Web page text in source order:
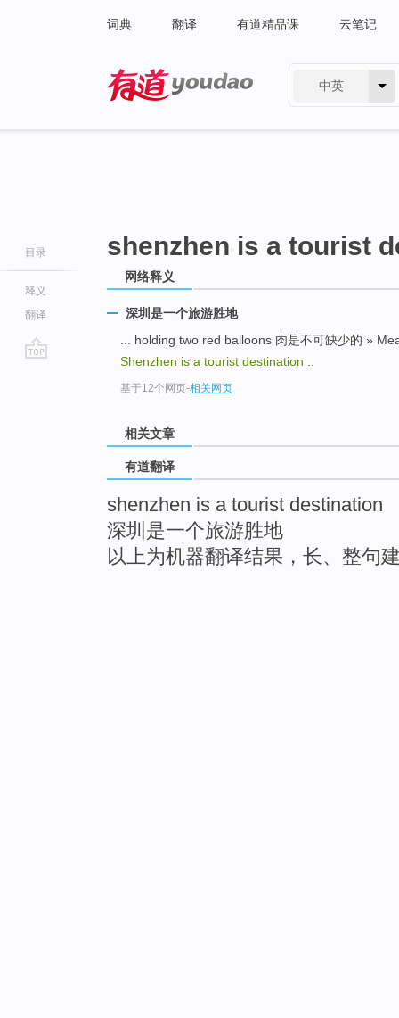
词典 翻译 有道精品课 云笔记
中英
目录
释义
翻译
shenzhen is a tourist
网络释义
深圳是一个旅游胜地
... holding two red balloons 肉是不可缺少的 »
Shenzhen is a tourist destination
基于12个网页-相关网页
相关文章
有道翻译
shenzhen is a tourist destination
深圳是一个旅游胜地
以上为机器翻译结果，长、整句